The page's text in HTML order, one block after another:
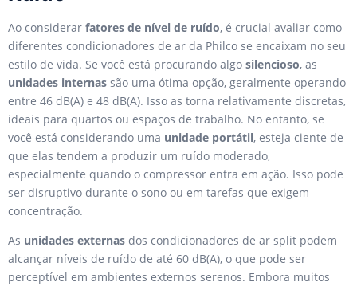
Ao considerar fatores de nível de ruído, é crucial avaliar como
diferentes condicionadores de ar da Philco se encaixam no seu
estilo de vida. Se você está procurando algo silencioso, as
unidades internas são uma ótima opção, geralmente operando
entre 46 dB(A) e 48 dB(A). Isso as torna relativamente discretas,
ideais para quartos ou espaços de trabalho. No entanto, se
você está considerando uma unidade portátil, esteja ciente de
que elas tendem a produzir um ruído moderado,
especialmente quando o compressor entra em ação. Isso pode
ser disruptivo durante o sono ou em tarefas que exigem
concentração.
As unidades externas dos condicionadores de ar split podem
alcançar níveis de ruído de até 60 dB(A), o que pode ser
perceptível em ambientes externos serenos. Embora muitos